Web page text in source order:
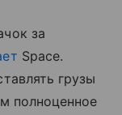
за
Space.
грузы
полноценное